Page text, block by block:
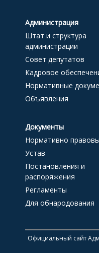
Администрация
Штат и структура
администрации
Совет депутатов
Кадровое
Нормативные
Объявления
Документы
Нормативно
Устав
Постановления и
распоряжения
Регламенты
Для обнародования
Официальный сайт